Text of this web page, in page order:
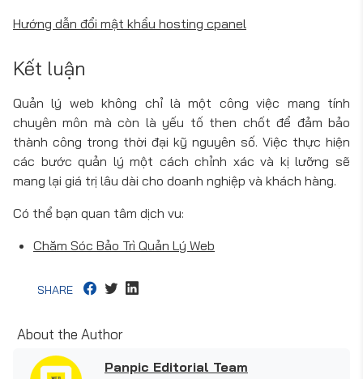
Hướng dẫn đổi mật khẩu hosting cpanel
Kết luận
Quản lý web không chỉ là một công việc mang tính
chuyên môn mà còn là yếu tố then chốt để đảm bảo
thành công trong thời đại kỹ nguyên số. Việc thực hiện
các bước quản lý một cách chỉnh xác và kị lưỡng sẽ
mang lại giá trị lâu dài cho doanh nghiệp và khách hàng.
Có thể bạn quan tâm dịch vu:
Chăm Sóc Bảo Trì Quản Lý Web
SHARE
About the Author
Panpic Editorial Team